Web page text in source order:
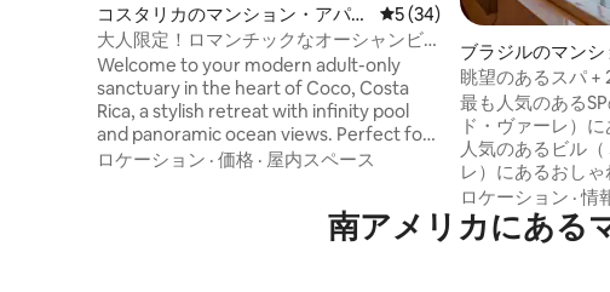
コスタリカのマンション・アパー
ト
レビュー34件、5つ星中5つ
5 (34)
大人限定！ロマンチックなオーシャンビ
ューの宿泊先
Welcome to your modern adult-only
sanctuary in the heart of Coco, Costa
Rica, a stylish retreat with infinity pool
and panoramic ocean views. Perfect for
couples, solo travelers, or business
and nightlife. Relax in beautifully
ロケーション · 価格 · 屋内スペース
ブラジルのマン
眺望のあるスパ +
ロ中心部
最も人気のある
ド・ヴァーレ）
人気のあるビル
レ）にあるおしゃれ
パ・スカイがある
名な観光スポットです。 全
備 ストリーミン
ロケーション ·情
南アメリカにある